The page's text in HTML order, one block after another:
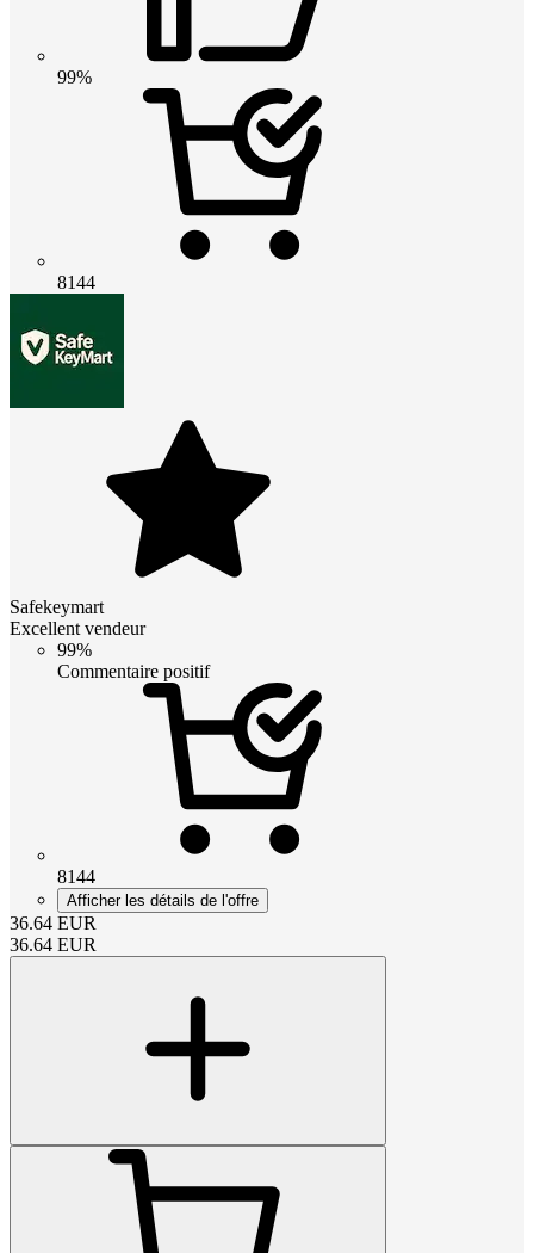
99%
8144
Safekeymart
Excellent vendeur
99%
Commentaire positif
8144
Afficher les détails de l'offre
36.64 EUR
36.64 EUR